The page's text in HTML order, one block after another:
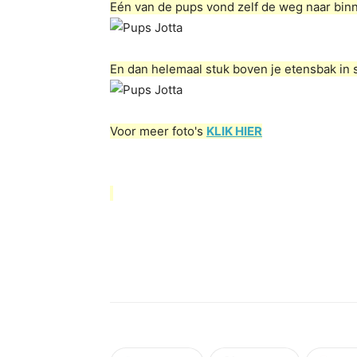
Eén van de pups vond zelf de weg naar
En dan helemaal stuk boven je etensbak in
Voor meer foto's KLIK HIER